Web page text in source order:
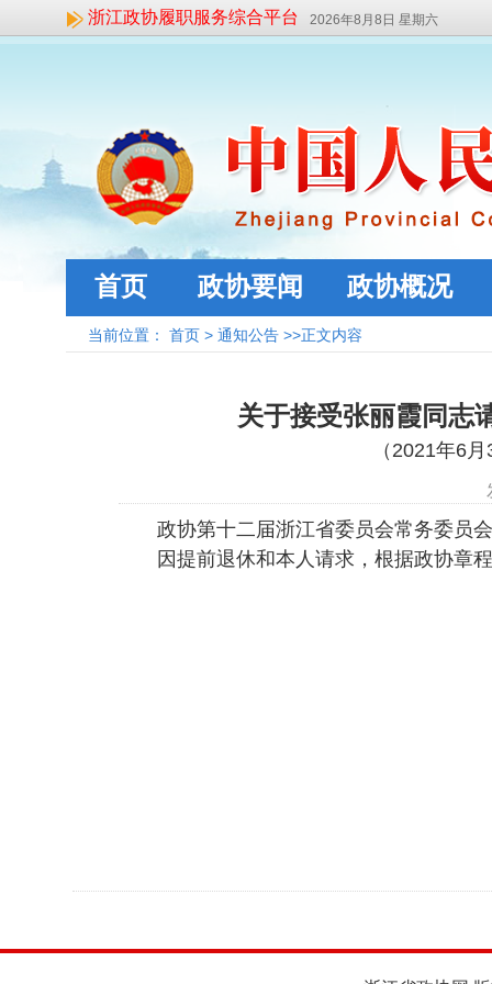
浙江政协履职服务综合平台 2026年8月8日 星期六
首页 政协要闻 政协概况
当前位置： 首页 > 通知公告 >>正文内容
关于接受张丽霞同志
（ 2021年6月
政协第十二届浙江省委员会常务委员
因提前退休和本人请求，根据政协章